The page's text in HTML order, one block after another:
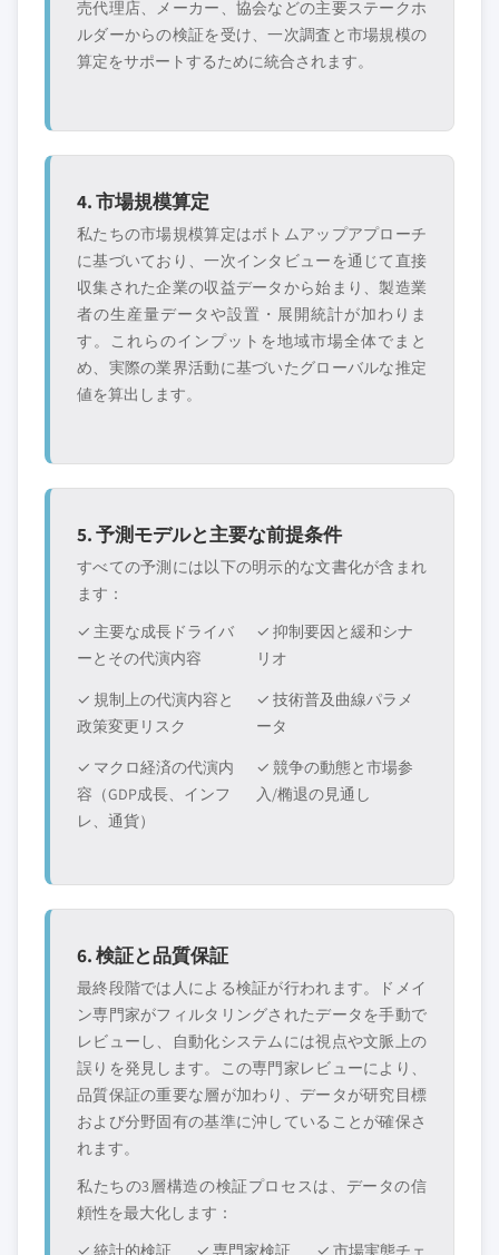
売代理店、メーカー、協会などの主要ステークホ
ルダーからの検証を受け、一次調査と市場規模の
算定をサポートするために統合されます。
4. 市場規模算定
私たちの市場規模算定はボトムアップアプローチ
に基づいており、一次インタビューを通じて直接
収集された企業の収益データから始まり、製造業
者の生産量データや設置・展開統計が加わりま
す。これらのインプットを地域市場全体でまと
め、実際の業界活動に基づいたグローバルな推定
値を算出します。
5. 予測モデルと主要な前提条件
すべての予測には以下の明示的な文書化が含まれ
ます：
✓ 主要な成長ドライバ
ーとその代演内容
✓ 抑制要因と緩和シナ
リオ
✓ 規制上の代演内容と
政策変更リスク
✓ 技術普及曲線パラメ
ータ
✓ マクロ経済の代演内
容（GDP成長、インフ
レ、通貨）
✓ 競争の動態と市場参
入/椭退の見通し
6. 検証と品質保証
最終段階では人による検証が行われます。ドメイ
ン専門家がフィルタリングされたデータを手動で
レビューし、自動化システムには視点や文脈上の
誤りを発見します。この専門家レビューにより、
品質保証の重要な層が加わり、データが研究目標
および分野固有の基準に沖していることが確保さ
れます。
私たちの3層構造の検証プロセスは、データの信
頼性を最大化します：
✓ 統計的検証
✓ 専門家検証 ✓ 市場実態チェ